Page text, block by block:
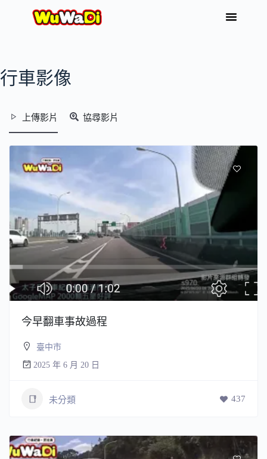
行車影像
上傳影片 協尋影片
今早翻車事故過程
臺中市
2025 年 6 月 20 日
未分類 437